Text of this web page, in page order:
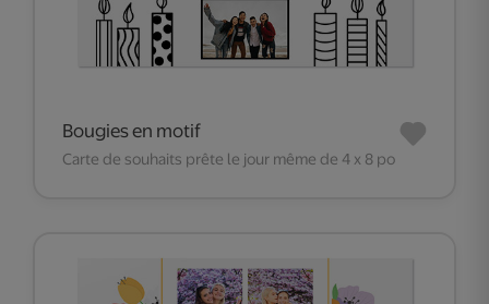
Bougies en motif
Carte de souhaits prête le jour même de 4 x 8 po